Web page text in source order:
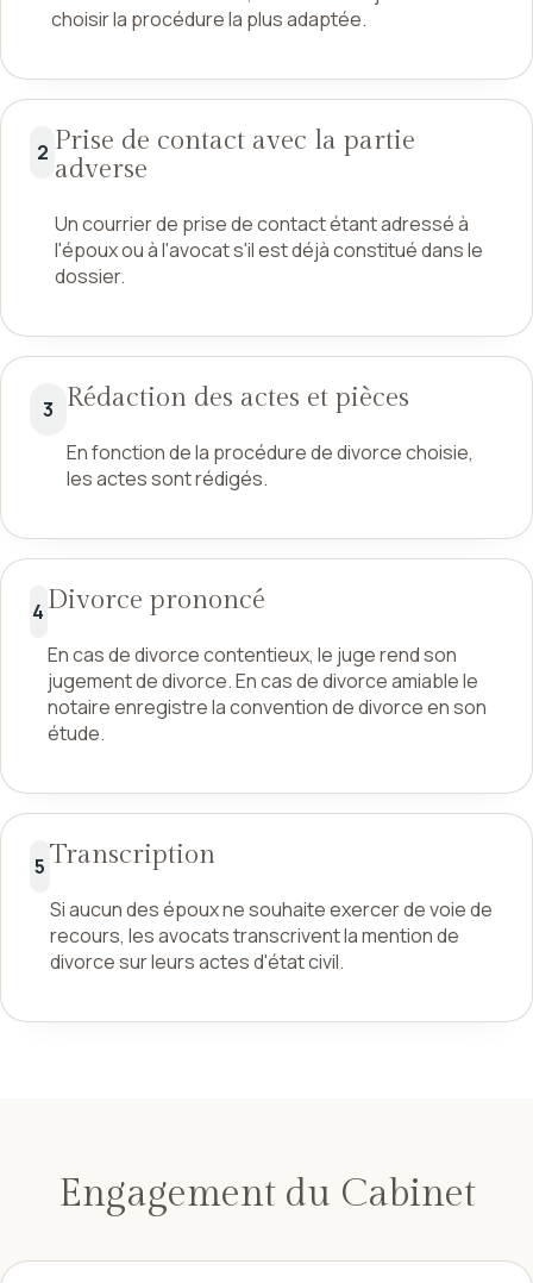
choisir la procédure la plus adaptée.
2 Prise de contact avec la partie
adverse
Un courrier de prise de contact étant adressé à
l'époux ou à l'avocat s'il est déjà constitué dans le
dossier.
3 Rédaction des actes et pièces
En fonction de la procédure de divorce choisie,
les actes sont rédigés.
4 Divorce prononcé
En cas de divorce contentieux, le juge rend son
jugement de divorce. En cas de divorce amiable le
notaire enregistre la convention de divorce en son
étude.
5 Transcription
Si aucun des époux ne souhaite exercer de voie de
recours, les avocats transcrivent la mention de
divorce sur leurs actes d'état civil.
Engagement du Cabinet